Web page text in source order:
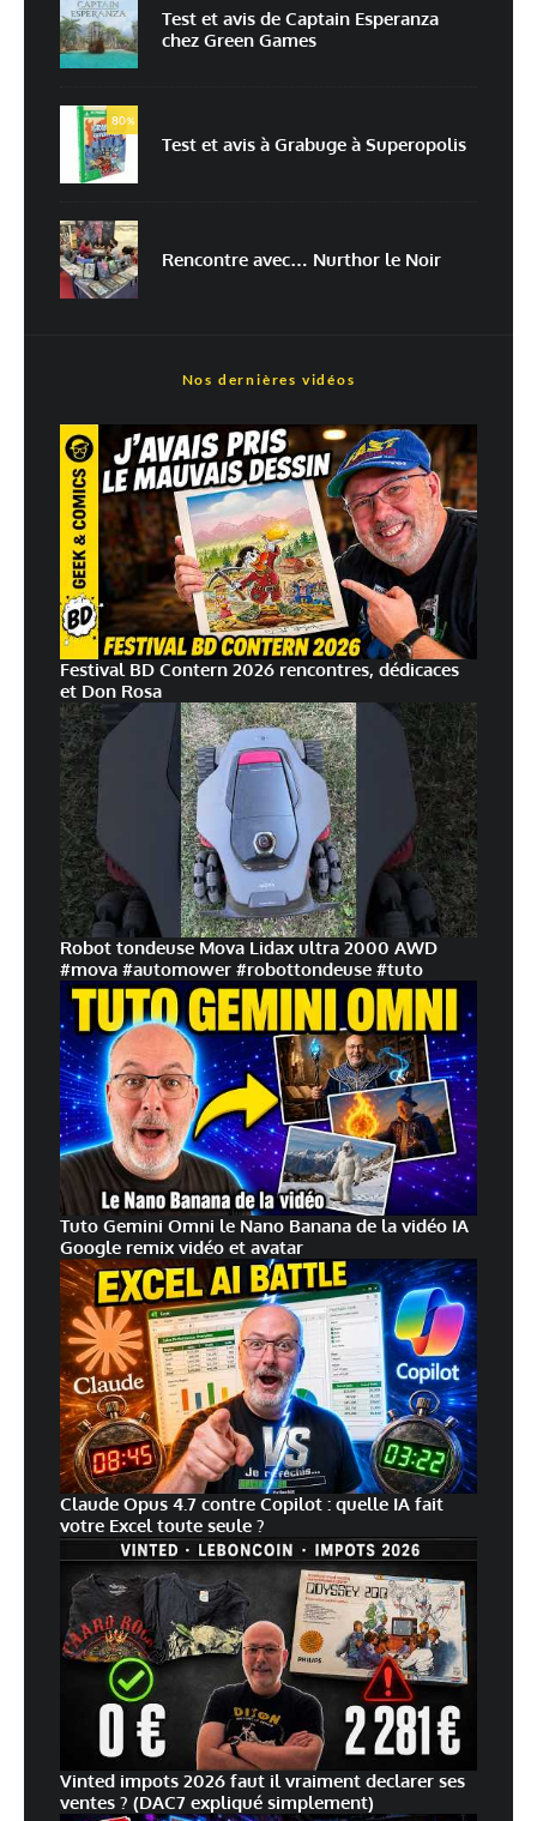
Commentaire*
E-mail* Site web
Enregistrer mon nom, mon e-mail et mon site dans le navigateur pour
mon prochain commentaire.
Prévenez-moi de tous les nouveaux commentaires par e-mail.
Prévenez-moi de tous les nouveaux articles par e-mail.
En savoir
plus sur la façon dont les données de vos commentaires sont
traitées
Test et avis de Captain Esperanza
chez Green Games
80%
Test et avis à Grabuge à Superopolis
Rencontre avec… Nurthor le Noir
Nos dernières vidéos
Festival BD Contern 2026 rencontres, dédicaces
et Don Rosa
Robot tondeuse Mova Lidax ultra 2000 AWD
#mova #automower #robottondeuse #tuto
Tuto Gemini Omni le Nano Banana de la vidéo IA
Google remix vidéo et avatar
Claude Opus 4.7 contre Copilot : quelle IA fait
votre Excel toute seule ?
Vinted impots 2026 faut il vraiment declarer ses
ventes ? (DAC7 expliqué simplement)